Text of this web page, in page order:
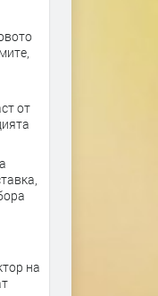
от
на